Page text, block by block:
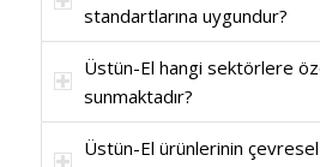
standartlarına uygundur?
Üstün-El hangi sektörlere
sunmaktadır?
Üstün-El ürünlerinin